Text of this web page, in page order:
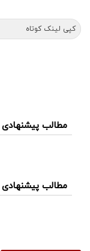
کپی لینک کوتاه
مطالب پیشنهادی
مطالب پیشنهادی